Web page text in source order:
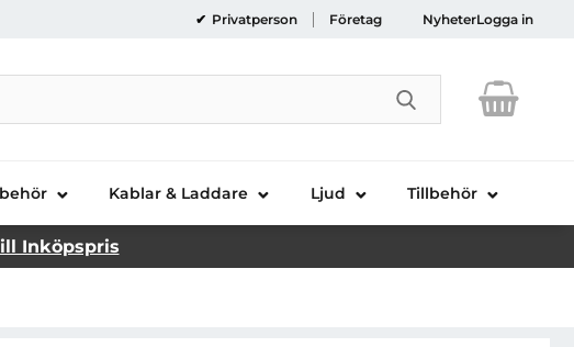
Privatperson Företag NyheterLogga in
Genomför
Kablar & Laddare Ljud Tillbehör
Inköpspris